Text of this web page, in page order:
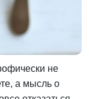
не
а мысль о